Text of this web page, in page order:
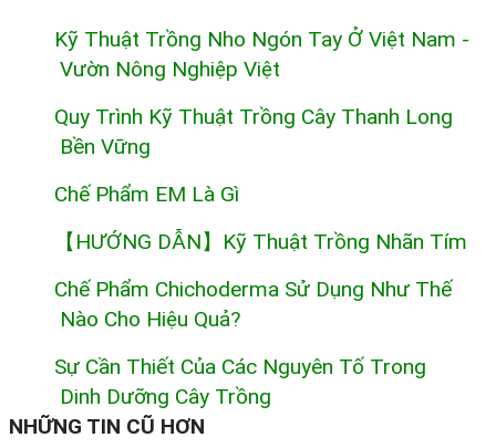
Kỹ Thuật Trồng Nho Ngón Tay Ở Việt Nam -
Vườn Nông Nghiệp Việt
Quy Trình Kỹ Thuật Trồng Cây Thanh Long
Bền Vững
Chế Phẩm EM Là Gì
【HƯỚNG DẪN】Kỹ Thuật Trồng Nhãn Tím
Chế Phẩm Chichoderma Sử Dụng Như Thế
Nào Cho Hiệu Quả?
Sự Cần Thiết Của Các Nguyên Tố Trong
Dinh Dưỡng Cây Trồng
NHỮNG TIN CŨ HƠN